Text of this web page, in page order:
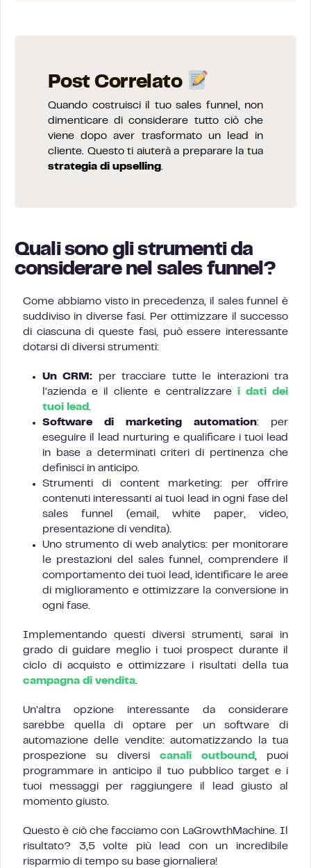
Post Correlato
Quando costruisci il tuo sales funnel, non
dimenticare di considerare tutto ciò che
viene dopo aver trasformato un lead in
cliente. Questo ti aiuterà a preparare la tua
strategia di upselling.
Quali sono gli strumenti da
considerare nel sales funnel?
Come abbiamo visto in precedenza, il sales funnel è
suddiviso in diverse fasi. Per ottimizzare il successo
di ciascuna di queste fasi, può essere interessante
dotarsi di diversi strumenti:
Un CRM: per tracciare tutte le interazioni tra
l’azienda e il cliente e centralizzare i dati dei
tuoi lead .
Software di marketing automation: per
eseguire il lead nurturing e qualificare i tuoi lead
in base a determinati criteri di pertinenza che
definisci in anticipo.
Strumenti di content marketing: per offrire
contenuti interessanti ai tuoi lead in ogni fase del
sales funnel (email, white paper, video,
presentazione di vendita).
Uno strumento di web analytics: per monitorare
le prestazioni del sales funnel, comprendere il
comportamento dei tuoi lead, identificare le aree
di miglioramento e ottimizzare la conversione in
ogni fase.
Implementando questi diversi strumenti, sarai in
grado di guidare meglio i tuoi prospect durante il
ciclo di acquisto e ottimizzare i risultati della tua
campagna di vendita.
Un’altra opzione interessante da considerare
sarebbe quella di optare per un software di
automazione delle vendite: automatizzando la tua
prospezione su diversi canali outbound , puoi
programmare in anticipo il tuo pubblico target e i
tuoi messaggi per raggiungere il lead giusto al
momento giusto.
Questo è ciò che facciamo con LaGrowthMachine. Il
risultato? 3,5 volte più lead con un incredibile
risparmio di tempo su base giornaliera!